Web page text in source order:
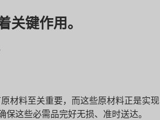
键作用。
材料至关重要，而这些原材料正是实现
这些必需品完好无损、准时送达。